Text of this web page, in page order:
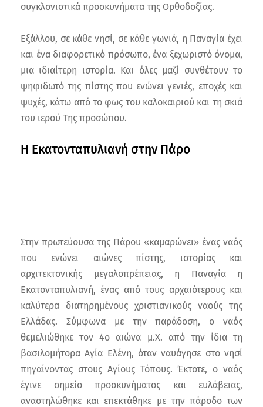
συγκλονιστικά προσκυνήματα της Ορθοδοξίας.
Εξάλλου, σε κάθε νησί, σε κάθε γωνιά, η Παναγία έχει
και ένα διαφορετικό πρόσωπο, ένα ξεχωριστό όνομα,
μια ιδιαίτερη ιστορία. Και όλες μαζί συνθέτουν το
ψηφιδωτό της πίστης που ενώνει γενιές, εποχές και
ψυχές, κάτω από το φως του καλοκαιριού και τη σκιά
του ιερού Της προσώπου.
Η Εκατονταπυλιανή στην Πάρο
Στην πρωτεύουσα της Πάρου «καμαρώνει» ένας ναός
που ενώνει αιώνες πίστης, ιστορίας και
αρχιτεκτονικής μεγαλοπρέπειας, η Παναγία η
Εκατονταπυλιανή, ένας από τους αρχαιότερους και
καλύτερα διατηρημένους χριστιανικούς ναούς της
Ελλάδας. Σύμφωνα με την παράδοση, ο ναός
θεμελιώθηκε τον 4ο αιώνα μ.Χ. από την ίδια τη
βασιλομήτορα Αγία Ελένη, όταν ναυάγησε στο νησί
πηγαίνοντας στους Αγίους Τόπους. Έκτοτε, ο ναός
έγινε σημείο προσκυνήματος και ευλάβειας,
αναστηλώθηκε και επεκτάθηκε με την πάροδο των